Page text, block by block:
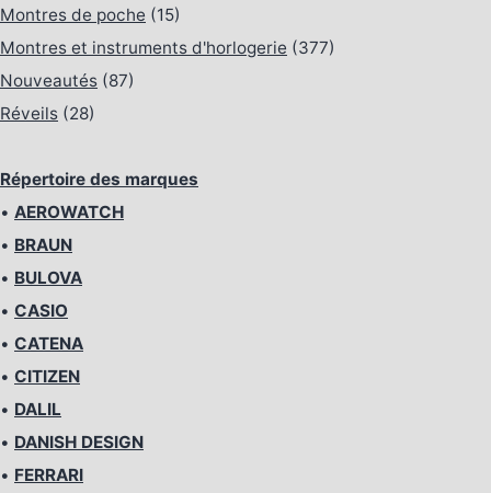
Montres de poche (15)
Montres et instruments d'horlogerie (377)
Nouveautés (87)
Réveils (28)
Répertoire des marques
• AEROWATCH
• BRAUN
• BULOVA
• CASIO
• CATENA
• CITIZEN
• DALIL
• DANISH DESIGN
• FERRARI